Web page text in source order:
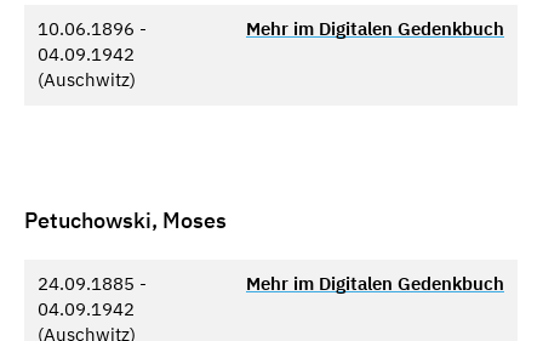
10.06.1896 -
04.09.1942
(Auschwitz)
Mehr im Digitalen Gedenkbuch
Petuchowski, Moses
24.09.1885 -
04.09.1942
(Auschwitz)
Mehr im Digitalen Gedenkbuch